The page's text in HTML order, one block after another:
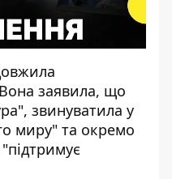
заявила, що
звинуватила у
миру" та окремо